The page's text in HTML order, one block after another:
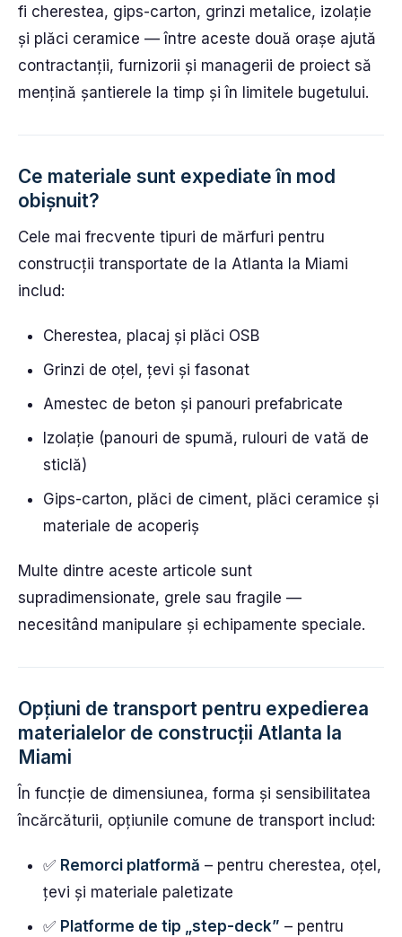
fi cherestea, gips-carton, grinzi metalice, izolație
și plăci ceramice — între aceste două orașe ajută
contractanții, furnizorii și managerii de proiect să
mențină șantierele la timp și în limitele bugetului.
Ce materiale sunt expediate în mod
obișnuit?
Cele mai frecvente tipuri de mărfuri pentru
construcții transportate de la Atlanta la Miami
includ:
Cherestea, placaj și plăci OSB
Grinzi de oțel, țevi și fasonat
Amestec de beton și panouri prefabricate
Izolație (panouri de spumă, rulouri de vată de
sticlă)
Gips-carton, plăci de ciment, plăci ceramice și
materiale de acoperiș
Multe dintre aceste articole sunt
supradimensionate, grele sau fragile —
necesitând manipulare și echipamente speciale.
Opțiuni de transport pentru expedierea
materialelor de construcții Atlanta la
Miami
În funcție de dimensiunea, forma și sensibilitatea
încărcăturii, opțiunile comune de transport includ:
✅ Remorci platformă – pentru cherestea, oțel,
țevi și materiale paletizate
✅ Platforme de tip „step-deck” – pentru